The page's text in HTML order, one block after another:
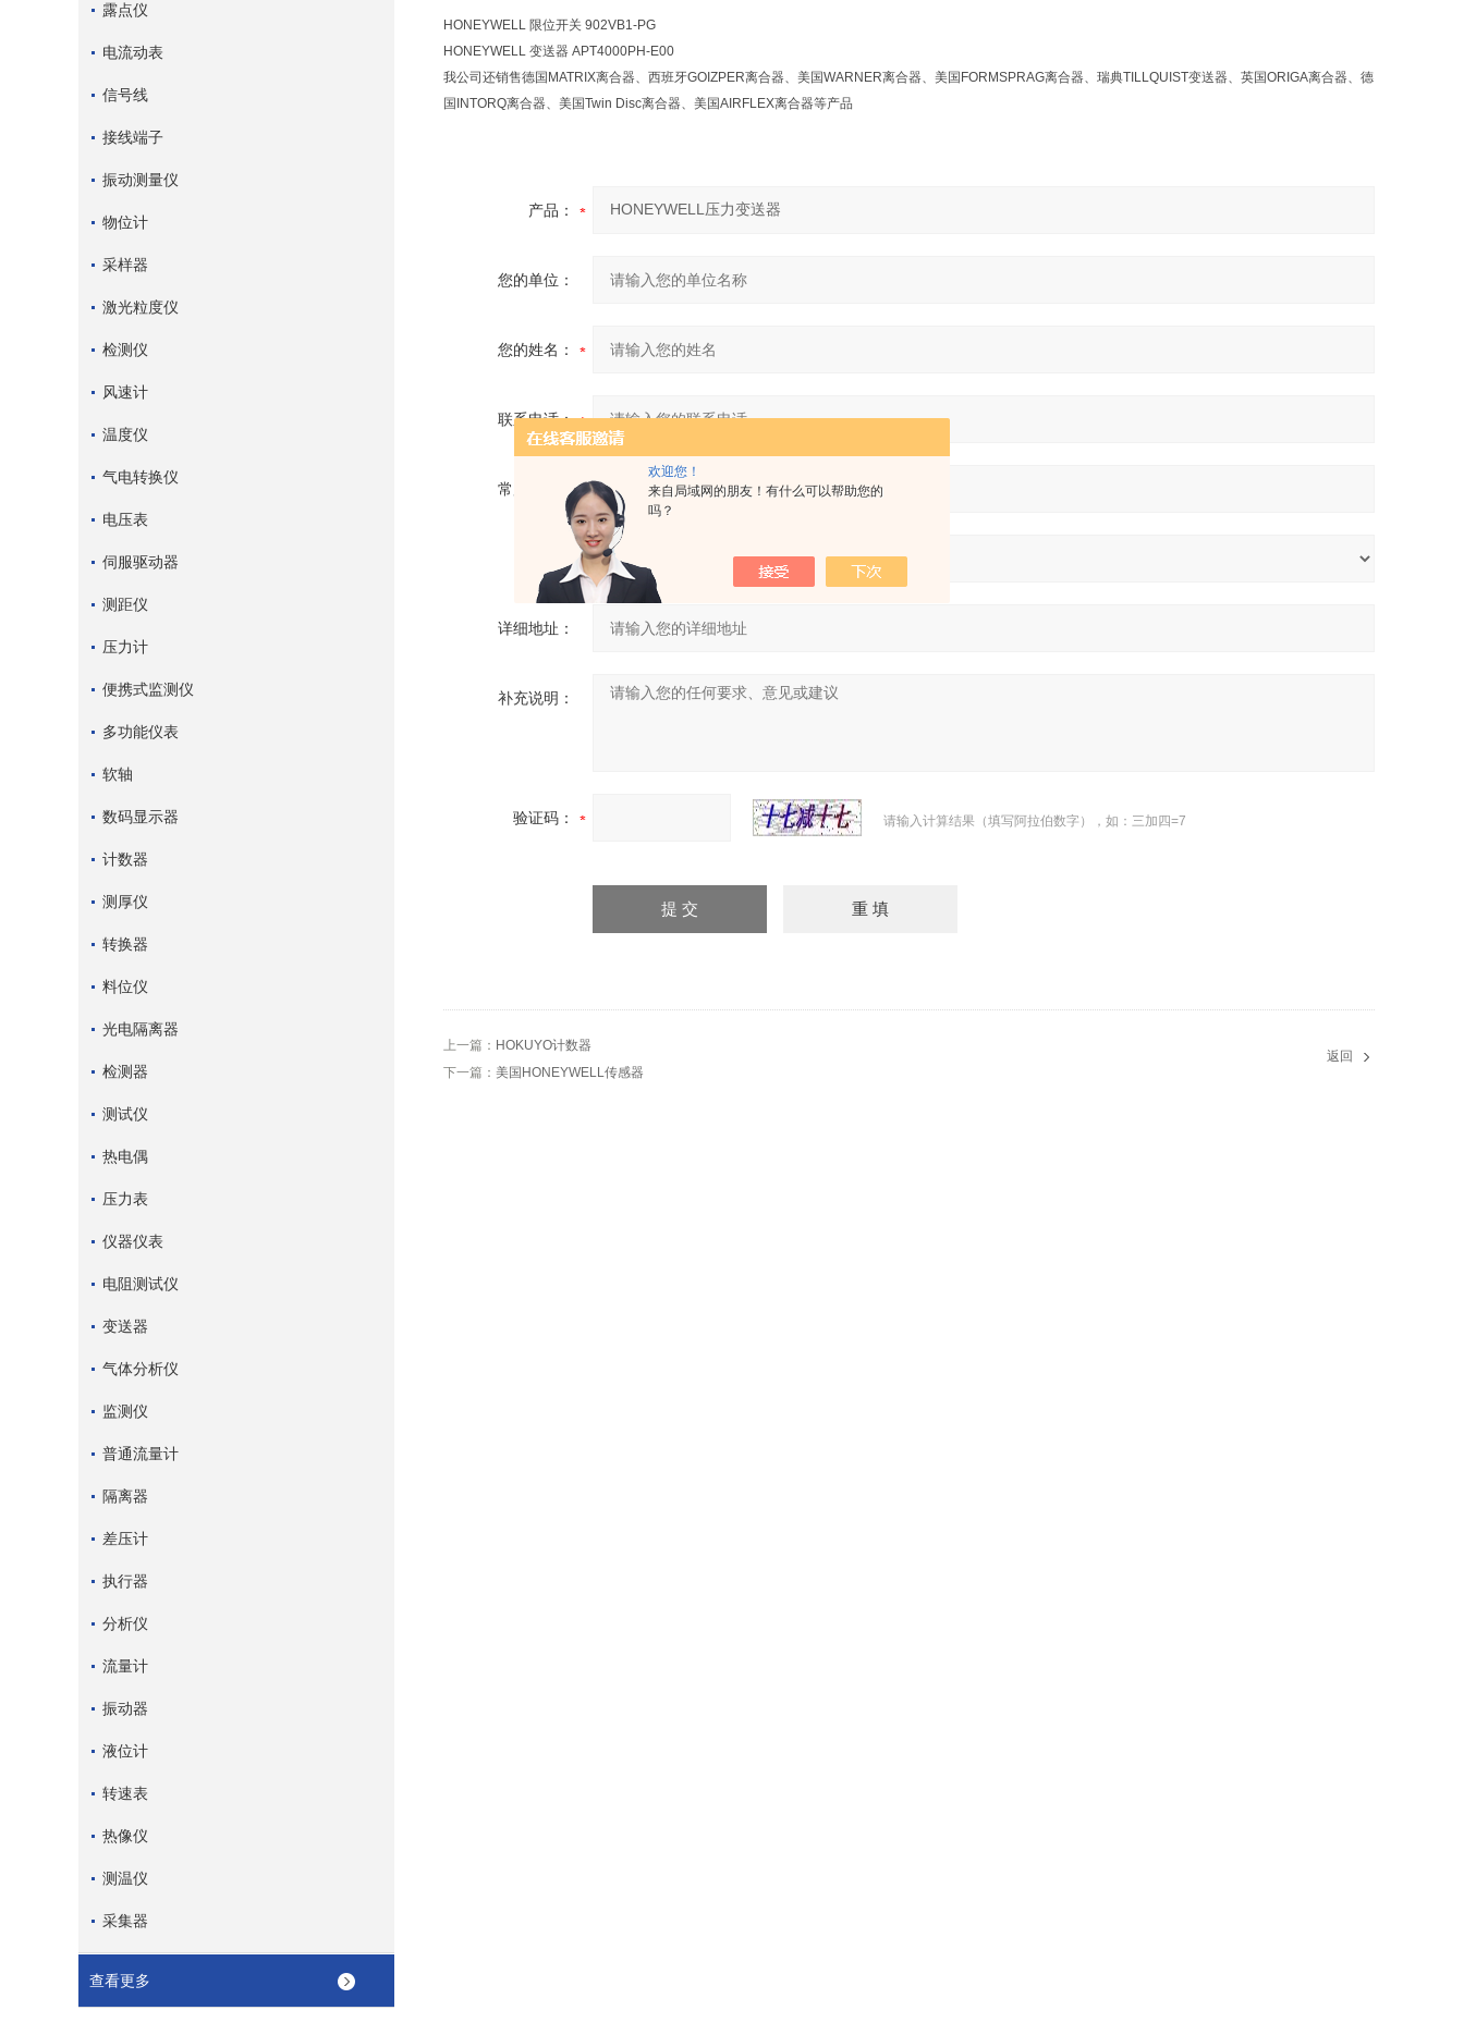
欢迎您！
来自局域网的朋友！有什么可以帮助您的
吗？
露点仪
电流动表
信号线
接线端子
振动测量仪
物位计
采样器
激光粒度仪
检测仪
风速计
温度仪
气电转换仪
电压表
伺服驱动器
测距仪
压力计
便携式监测仪
多功能仪表
软轴
数码显示器
计数器
测厚仪
转换器
料位仪
光电隔离器
检测器
测试仪
热电偶
压力表
仪器仪表
电阻测试仪
变送器
气体分析仪
监测仪
普通流量计
隔离器
差压计
执行器
分析仪
流量计
振动器
液位计
转速表
热像仪
测温仪
采集器
查看更多
HONEYWELL 限位开关 902VB1-PG
HONEYWELL 变送器 APT4000PH-E00
我公司还销售德国MATRIX离合器、西班牙GOIZPER离合器、美国WARNER离合器、美国FORMSPRAG离合器、瑞典TILLQUIST变送器、英国ORIGA离合器、德
国INTORQ离合器、美国Twin Disc离合器、美国AIRFLEX离合器等产品
产品：
您的单位：
您的姓名：
联系电话：
常用邮箱：
详细地址：
补充说明：
验证码： 请输入计算结果（填写阿拉伯数字），如：三加四=7
上一篇： HOKUYO计数器
下一篇： 美国HONEYWELL传感器
返回